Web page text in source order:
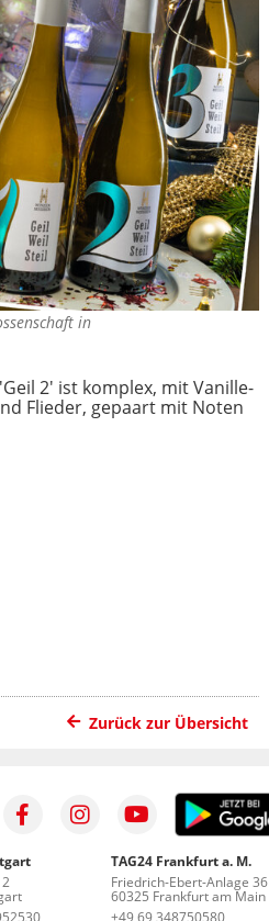
in
2' ist komplex, mit Vanille-
Flieder, gepaart mit Noten
Zurück zur Übersicht
TAG24 Frankfurt a. M.
Friedrich-Ebert-Anlage 36
60325 Frankfurt am Main
+49 69 348750580